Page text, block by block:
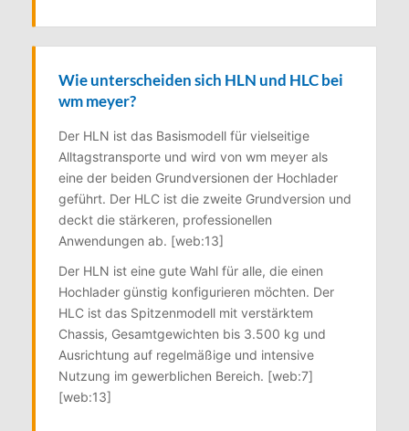
Wie unterscheiden sich HLN und HLC bei
wm meyer?
Der HLN ist das Basismodell für vielseitige
Alltagstransporte und wird von wm meyer als
eine der beiden Grundversionen der Hochlader
geführt. Der HLC ist die zweite Grundversion und
deckt die stärkeren, professionellen
Anwendungen ab. [web:13]
Der HLN ist eine gute Wahl für alle, die einen
Hochlader günstig konfigurieren möchten. Der
HLC ist das Spitzenmodell mit verstärktem
Chassis, Gesamtgewichten bis 3.500 kg und
Ausrichtung auf regelmäßige und intensive
Nutzung im gewerblichen Bereich. [web:7]
[web:13]